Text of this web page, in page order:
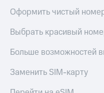
Оформить чистый
Выбрать красивый
Больше возможностей
Заменить SIM-карту